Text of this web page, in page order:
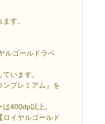
す。
ルゴールドラベ
います。
ンプレミアム』を
400dp以上。
イヤルゴールド